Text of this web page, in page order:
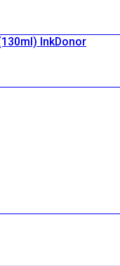
InkDonor